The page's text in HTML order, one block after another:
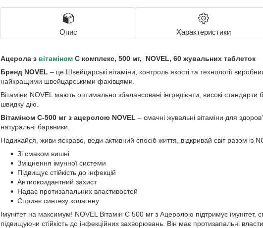
Опис Характеристики
Ацерола з вітаміном C комплекс, 500 мг, NOVEL, 60 жувальних таблеток
Бренд NOVEL – це Швейцарські вітаміни, контроль якості та технології
найкращими швейцарськими фахівцями.
Вітаміни NOVEL мають оптимально збалансовані інгредієнти, високі
швидку дію.
Вітаміном С-500 мг з ацеролою NOVEL – смачні жувальні вітаміни для
натуральні барвники.
Надихайся, живи яскраво, веди активний спосіб життя, відкривай світ разом із
Зі смаком вишні
Зміцнення імунної системи
Підвищує стійкість до інфекцій
Антиоксидантний захист
Надає протизапальних властивостей
Сприяє синтезу колагену
Імунітет на максимум! NOVEL Вітамін С 500 мг з Ацеролою підтримує імунітет,
підвищуючи стійкість до інфекційних захворювань. Він має протизапальні